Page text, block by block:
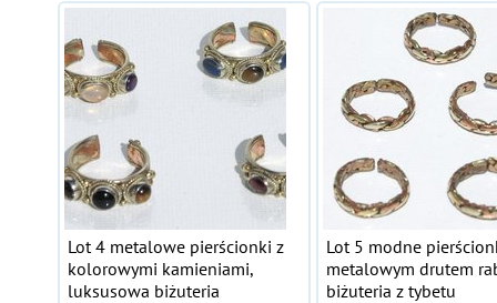
Lot 4 metalowe pierścionki z
kolorowymi kamieniami,
luksusowa biżuteria
Lot 5 modne
metalowym drutem
biżuteria z tybetu